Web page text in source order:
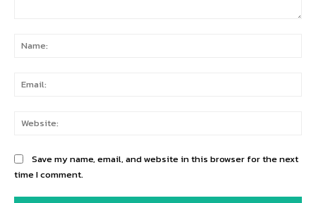
Save my name, email, and website in this browser for the next
time I comment.